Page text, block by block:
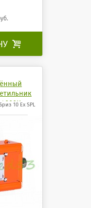

10 Ех SPL